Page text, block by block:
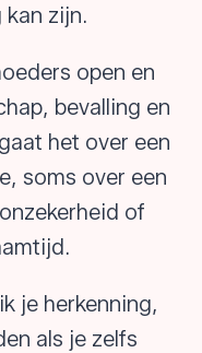
kan zijn.
open en
bevalling en
het over een
soms over een
of
je herkenning,
als je zelfs